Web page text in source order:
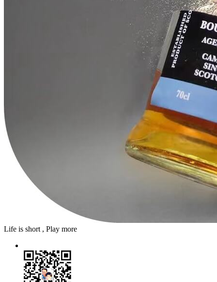
Life is short , Play more